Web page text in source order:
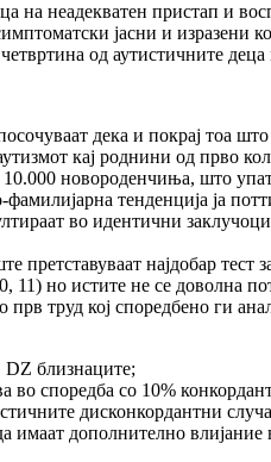
на неадекватен пристап и
јасни и изразени
од аутистичните
дека и покрај тоа
кај роднини од прво
новороденчиња, што
тенденција ја
во идентични
најдобар тест
но истите не се доволна
прв труд кој споредбено ги
DZ близнаците;
во споредба со 10%
дисконкордантни
имаат дополнително влијание